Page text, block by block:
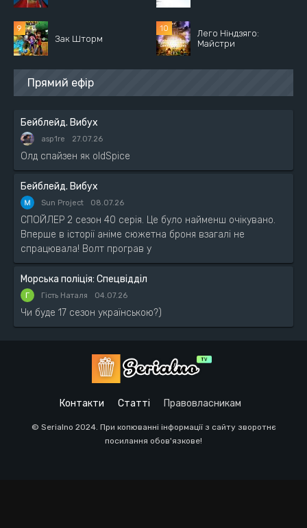
Зак Шторм
Лего Ніндзяго:
Майстри
Прямий ефір
Бейблейд. Вибух
asp1re 27.07.26
Олд спайзен як oldSpice
Бейблейд. Вибух
Sun Project 08.07.26
СПОЙЛЕР 2 сезон 40 серія. Це було найменш очікувано.
Вперше в історії аніме сюжетна броня взагалі не
спрацювала! Волт програв у
Морська поліція: Спецвідділ
Г Гість Наталя 04.07.26
Чи буде 17 сезон українською?)
Контакти Статті Правовласникам
© Serialno 2024. При копюванні інформації з сайту зворотнє
посилання обов'язкове!